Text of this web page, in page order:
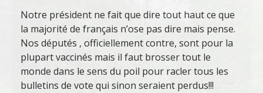
Notre président ne fait que dire tout haut ce que
la majorité de français n’ose pas dire mais pense.
Nos députés , officiellement contre, sont pour la
plupart vaccinés mais il faut brosser tout le
monde dans le sens du poil pour racler tous les
bulletins de vote qui sinon seraient perdus!!!